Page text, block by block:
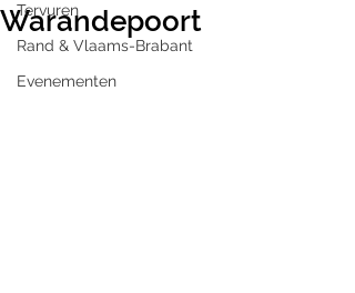
Tervuren
Rand & Vlaams-Brabant
Evenementen
Warandepoort